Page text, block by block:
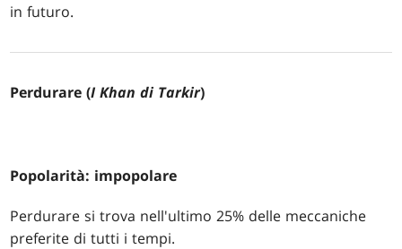
in futuro.
Perdurare (I Khan di Tarkir)
Popolarità: impopolare
Perdurare si trova nell'ultimo 25% delle meccaniche
preferite di tutti i tempi.